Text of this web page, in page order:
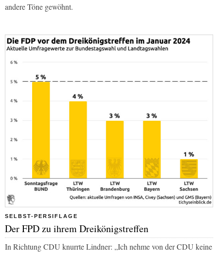
andere Töne gewöhnt.
SELBST-PERSIFLAGE
Der FPD zu ihrem Dreikönigstreffen
In Richtung CDU knurrte Lindner: „Ich nehme von der CDU keine